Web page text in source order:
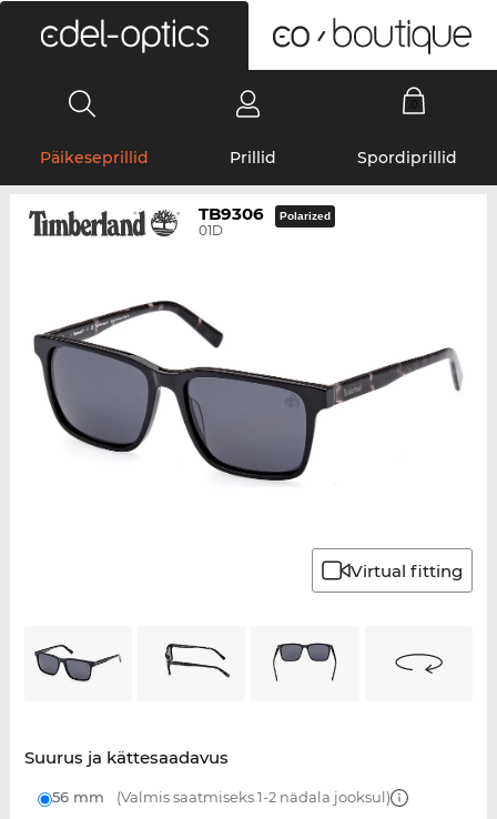
Päikeseprillid Prillid Spordiprillid
TB9306
01D
Polarized
Virtual fitting
Suurus ja kättesaadavus
56 mm (Valmis saatmiseks 1-2 nädala jooksul)